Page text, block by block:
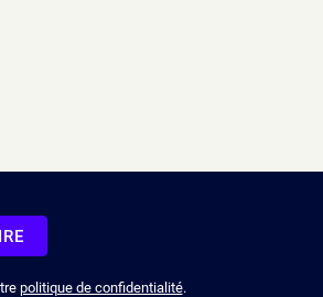
politique de confidentialité.